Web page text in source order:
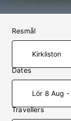
Resmål
Dates
Lör 8 Aug -
Travellers